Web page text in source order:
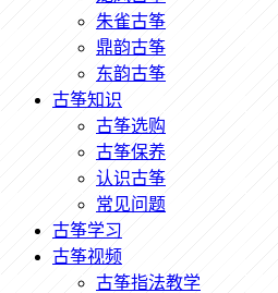
朱雀古筝
鼎韵古筝
东韵古筝
古筝知识
古筝选购
古筝保养
认识古筝
常见问题
古筝学习
古筝视频
古筝指法教学